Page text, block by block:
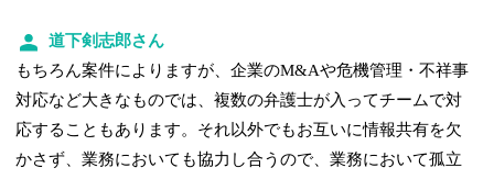
道下剣志郎さん
もちろん案件によりますが、企業のM&Aや危機管理・不祥事
対応など大きなものでは、複数の弁護士が入ってチームで対
応することもあります。それ以外でもお互いに情報共有を欠
かさず、業務においても協力し合うので、業務において孤立